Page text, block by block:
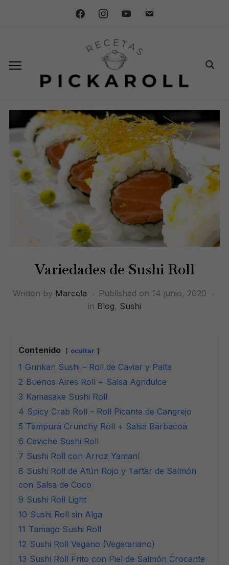
facebook instagramyoutube email
Variedades de Sushi Roll
Written by Marcela Published on 14 junio, 2020
in Blog, Sushi
Contenido ocultar
1 Gunkan Sushi – Roll de Caviar y Palta
2 Buenos Aires Roll + Salsa Agridulce
3 Kamasake Sushi Roll
4 Spicy Crab Roll – Roll Picante de Cangrejo
5 Tempura Crunchy Roll + Salsa Barbacoa
6 Ceviche Sushi Roll
7 Sushi Roll con Arroz Yamaní
8 Sushi Roll de Atún Rojo y Tartar de Salmón
con Salsa de Coco
9 Sushi Roll Light
10 Sushi Roll sin Alga
11 Tamago Sushi Roll
12 Sushi Roll Vegano (Vegetariano)
13 Sushi Roll Frito con Piel de Salmón Crocante